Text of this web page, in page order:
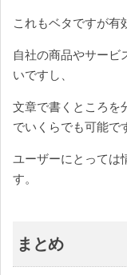
これもベタですが有
自社の商品やサービ
いですし、
文章で書くところを
でいくらでも可能で
ユーザーにとっては
す。
まとめ